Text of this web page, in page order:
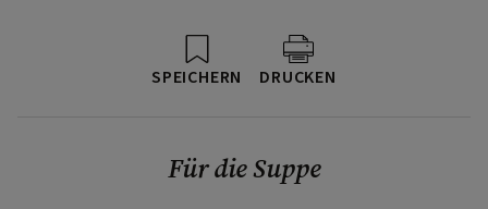
SPEICHERN DRUCKEN
Für die Suppe